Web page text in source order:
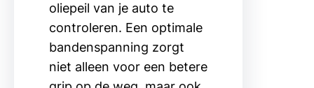
oliepeil van je auto te
controleren. Een optimale
bandenspanning zorgt
niet alleen voor een betere